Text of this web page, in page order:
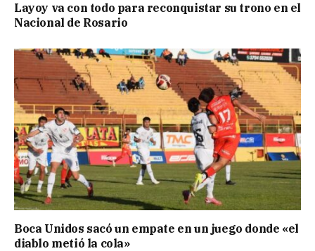
Layoy va con todo para reconquistar su trono en el
Nacional de Rosario
Boca Unidos sacó un empate en un juego donde «el
diablo metió la cola»